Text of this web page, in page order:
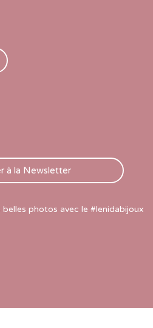
à la Newsletter
belles photos avec le #lenidabijoux